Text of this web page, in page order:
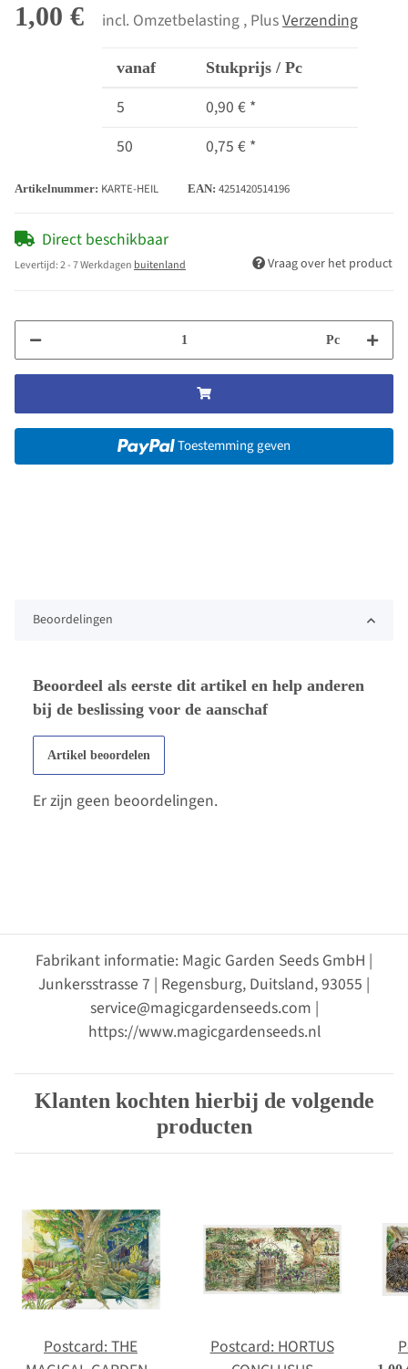
1,00 € incl. Omzetbelasting , PlusVerzending
vanaf Stukprijs / Pc
5 0,90 € *
50
0,75 € *
Artikelnummer: KARTE-HEIL EAN: 4251420514196
Direct beschikbaar
Levertijd:2 - 7 Werkdagen buitenland Vraag over het product
Pc
Toestemming geven
Beoordelingen
Beoordeel als eerste dit artikel en help anderen
bij de beslissing voor de aanschaf
Artikel beoordelen
Er zijn geen beoordelingen.
Fabrikant informatie: Magic Garden Seeds GmbH |
Junkersstrasse 7 | Regensburg, Duitsland, 93055 |
service@magicgardenseeds.com |
https://www.magicgardenseeds.nl
Klanten kochten hierbij de volgende
producten
Postcard: THE
Postcard: HORTUS